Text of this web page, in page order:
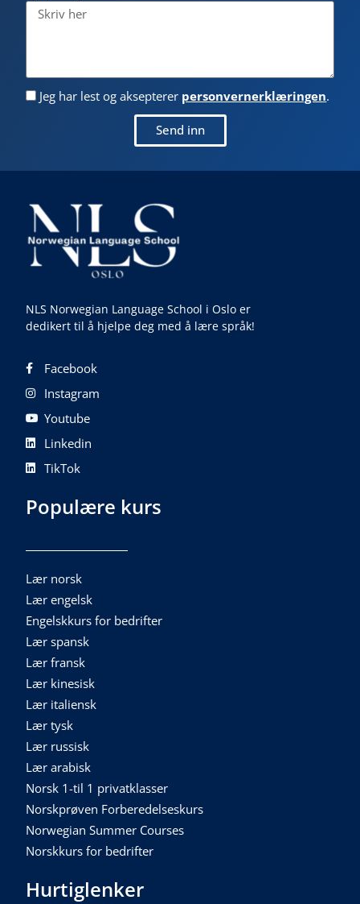
Jeg har lest og aksepterer personvernerklæringen.
Send inn
NLS Norwegian Language School i Oslo er
dedikert til å hjelpe deg med å lære språk!
Facebook
Instagram
Youtube
Linkedin
TikTok
Populære kurs
Lær norsk
Lær engelsk
Engelskkurs for bedrifter
Lær spansk
Lær fransk
Lær kinesisk
Lær italiensk
Lær tysk
Lær russisk
Lær arabisk
Norsk 1-til 1 privatklasser
Norskprøven Forberedelseskurs
Norwegian Summer Courses
Norskkurs for bedrifter
Hurtiglenker